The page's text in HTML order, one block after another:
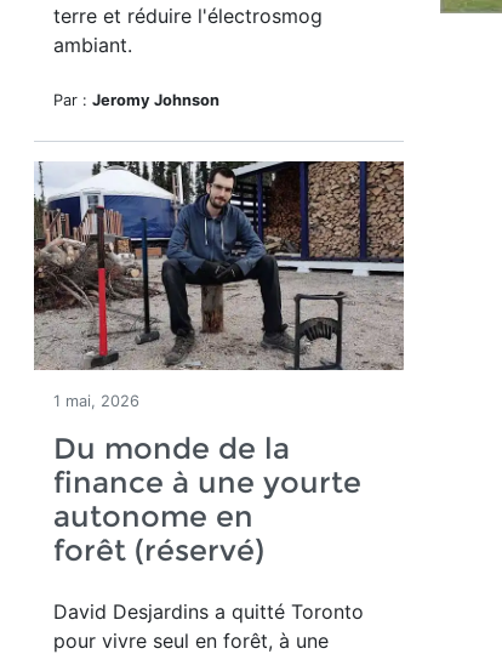
terre et réduire l'électrosmog
ambiant.
Par : Jeromy Johnson
1 mai, 2026
Du monde de la
finance à une yourte
autonome en
forêt (réservé)
David Desjardins a quitté Toronto
pour vivre seul en forêt, à une